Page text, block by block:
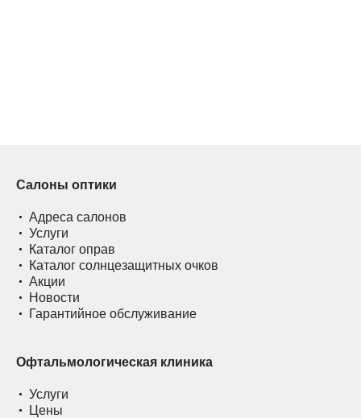
Салоны оптики
Адреса салонов
Услуги
Каталог оправ
Каталог солнцезащитных очков
Акции
Новости
Гарантийное обслуживание
Офтальмологическая клиника
Услуги
Цены